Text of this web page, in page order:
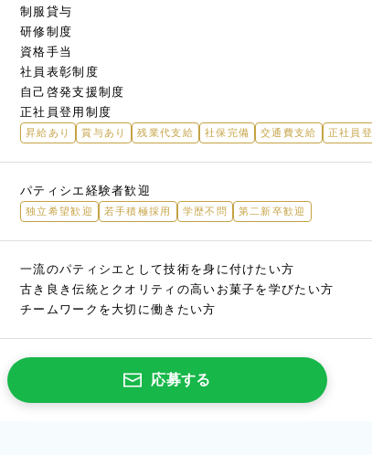
制服貸与
研修制度
資格手当
社員表彰制度
自己啓発支援制度
正社員登用制度
昇給あり 賞与あり 残業代支給 社保完備 交通費支給 正社員
パティシエ経験者歓迎
独立希望歓迎 若手積極採用 学歴不問 第二新卒歓迎
一流のパティシエとして技術を身に付けたい方
古き良き伝統とクオリティの高いお菓子を学びたい方
チームワークを大切に働きたい方
応募する